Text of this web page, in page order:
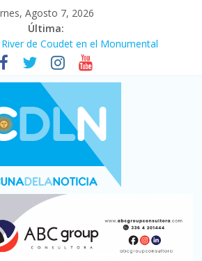
Agosto 7, 2026
Última:
de autos usados en julio: bajó un 12,6%
de Coudet en el Monumental
en Santa Fe
cerraron 41.000 kioscos: el sector
2001
con más movimiento y consumo
personas viajaron por el país, un 5,9%